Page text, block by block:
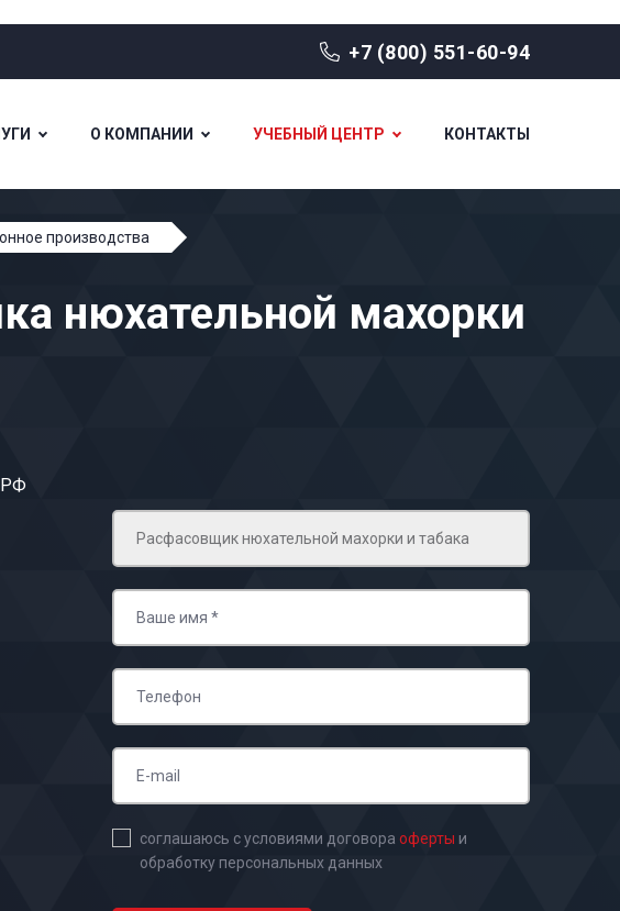
+7 (800) 551-60-94
О КОМПАНИИ УЧЕБНЫЙ ЦЕНТР КОНТАКТЫ
производства
нюхательной махорки
РФ
соглашаюсь с условиями договора оферты и
обработку персональных данных